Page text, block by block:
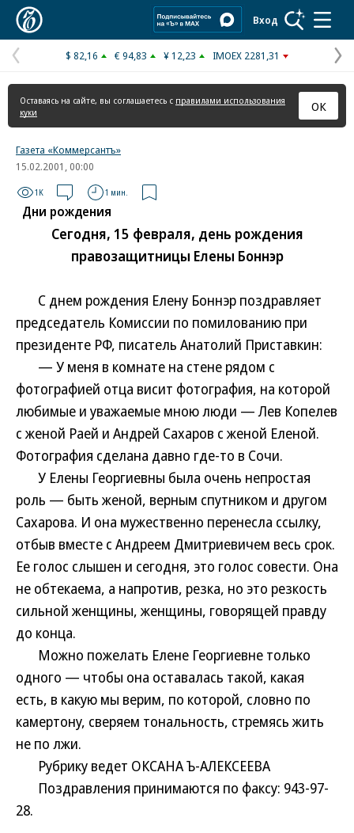
Вход
Предыдущая
страница
$ 82,16 € 94,83 ¥ 12,23 IMOEX 2281,31
Оставаясь на сайте, вы соглашаетесь с правилами использования
куки
ОК
Газета «Коммерсантъ»
15.02.2001, 00:00
1K 1 мин.
Дни рождения
Сегодня, 15 февраля, день рождения
правозащитницы Елены Боннэр
С днем рождения Елену Боннэр поздравляет
председатель Комиссии по помилованию при
президенте РФ, писатель Анатолий Приставкин:
— У меня в комнате на стене рядом с
фотографией отца висит фотография, на которой
любимые и уважаемые мною люди — Лев Копелев
с женой Раей и Андрей Сахаров с женой Еленой.
Фотография сделана давно где-то в Сочи.
У Елены Георгиевны была очень непростая
роль — быть женой, верным спутником и другом
Сахарова. И она мужественно перенесла ссылку,
отбыв вместе с Андреем Дмитриевичем весь срок.
Ее голос слышен и сегодня, это голос совести. Она
не обтекаема, а напротив, резка, но это резкость
сильной женщины, женщины, говорящей правду
до конца.
Можно пожелать Елене Георгиевне только
одного — чтобы она оставалась такой, какая
есть, в какую мы верим, по которой, словно по
камертону, сверяем тональность, стремясь жить
не по лжи.
Рубрику ведет ОКСАНА Ъ-АЛЕКСЕЕВА
Поздравления принимаются по факсу: 943-97-
28.